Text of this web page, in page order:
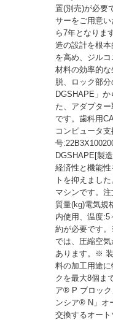
置(別売)が必要
サーをご用意
ら7年となりま
造の設計を根
を高め、ジル
材料の効率的
脱、ロック部
DGSHAPE」
た、アダプタ
です。歯科用
コンピュータ
号
DGSHAPE[製
経済性と機能
トを抑えまし
マシンです。
質量(kg)電気規
内使用、温度
約が必要です
では、圧縮空
あります。※
料の加工用途
クを最大8個ま
ア® P ブロッ
ンシア® N」オ
交換するオー